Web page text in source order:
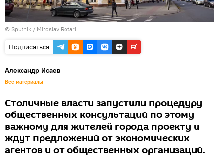
© Sputnik / Miroslav Rotari
Подписаться
Александр Исаев
Все материалы
Столичные власти запустили процедуру
общественных консультаций по этому
важному для жителей города проекту и
ждут предложений от экономических
агентов и от общественных организаций.